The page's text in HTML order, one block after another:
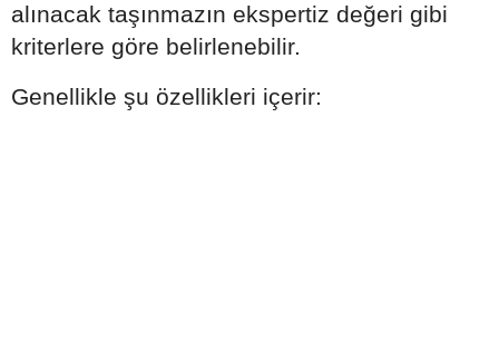
alınacak taşınmazın ekspertiz değeri gibi
kriterlere göre belirlenebilir.
Genellikle şu özellikleri içerir: